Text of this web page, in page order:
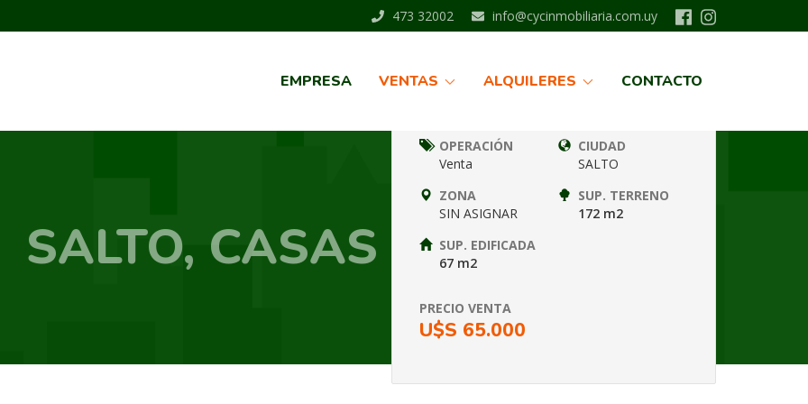
473 32002 info@cycinmobiliaria.com.uy
EMPRESA VENTAS ALQUILERES CONTACTO
SALTO, CASAS
OPERACIÓN
Venta
CIUDAD
SALTO
ZONA
SIN ASIGNAR
SUP. TERRENO
172 m2
SUP. EDIFICADA
67 m2
PRECIO VENTA
U$S 65.000